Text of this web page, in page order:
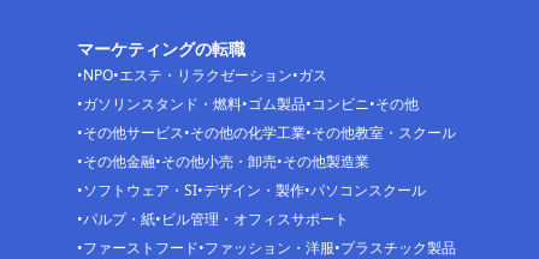
マーケティングの転職
NPO エステ・リラクゼーション ガス
ガソリンスタンド・燃料 ゴム製品 コンビニ その他
その他サービス その他の化学工業 その他教室・スクール
その他金融 その他小売・卸売 その他製造業
ソフトウェア・SI デザイン・製作 パソコンスクール
パルプ・紙 ビル管理・オフィスサポート
ファーストフード ファッション・洋服 プラスチック製品